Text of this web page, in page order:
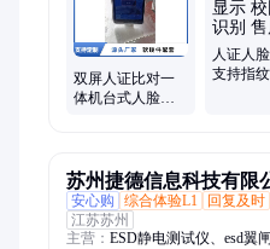
双屏人证比对一
体机台式人脸识
人证人
支持指
苏州捷德信息科技有限
安心购
综合体验L1 回复及时
江苏苏州
主营： ESD静电测试仪、esd翼